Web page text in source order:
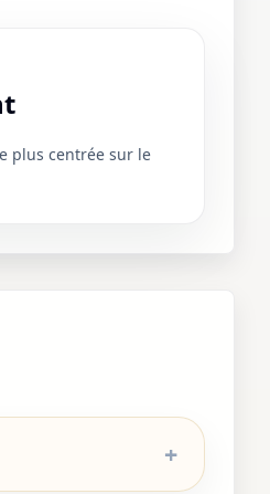
plus centrée sur le